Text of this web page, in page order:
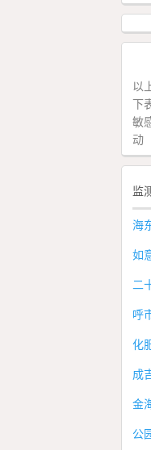
以
下
敏
动
监
海
如
二
呼
化
成
金
公